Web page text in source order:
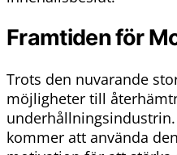
Framtiden för
Trots den nuvarande
möjligheter till
kommer att använda